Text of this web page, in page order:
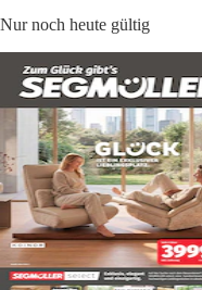
Nur noch heute gültig